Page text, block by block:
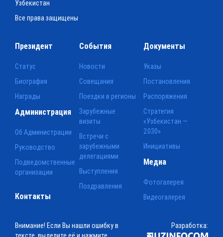
Узбекистан
Все права защищены
Президент
Статус
Биография
Награды
События
Новости
Совещания
Поездки в регионы
Зарубежные
визиты
Встречи с
зарубежными
делегациями
Выступления
Поздравления
Документы
Указы
Постановления
Распоряжения
Стратегия
«Узбекистан —
2030»
Инициативы
Администрация
Об Администрации
Руководство
Подведомственные
организации
Медиа
Фотогалерея
Видеогалерея
Контакты
Внимание! Если Вы нашли ошибку в
Разработка: